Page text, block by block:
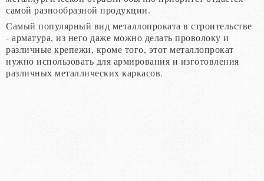
самой разнообразной продукции.
Самый популярный вид металлопроката в строительстве
- арматура, из него даже можно делать проволоку и
различные крепежи, кроме того, этот металлопрокат
нужно использовать для армирования и изготовления
различных металлических каркасов.